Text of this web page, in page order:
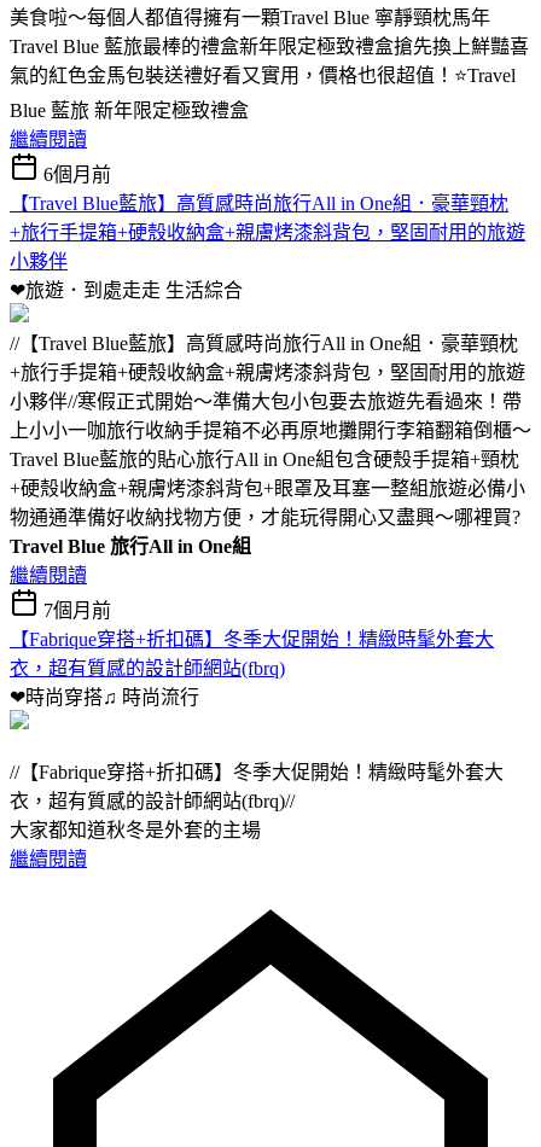
美食啦～每個人都值得擁有一顆Travel Blue 寧靜頸枕馬年
Travel Blue 藍旅最棒的禮盒新年限定極致禮盒搶先換上鮮豔喜
氣的紅色金馬包裝送禮好看又實用，價格也很超值！⭐Travel
Blue 藍旅 新年限定極致禮盒
繼續閱讀
6個月前
【Travel Blue藍旅】高質感時尚旅行All in One組．豪華頸枕
+旅行手提箱+硬殼收納盒+親膚烤漆斜背包，堅固耐用的旅遊
小夥伴
❤旅遊．到處走走 生活綜合
//【Travel Blue藍旅】高質感時尚旅行All in One組．豪華頸枕
+旅行手提箱+硬殼收納盒+親膚烤漆斜背包，堅固耐用的旅遊
小夥伴//寒假正式開始～準備大包小包要去旅遊先看過來！帶
上小小一咖旅行收納手提箱不必再原地攤開行李箱翻箱倒櫃～
Travel Blue藍旅的貼心旅行All in One組包含硬殼手提箱+頸枕
+硬殼收納盒+親膚烤漆斜背包+眼罩及耳塞一整組旅遊必備小
物通通準備好收納找物方便，才能玩得開心又盡興～哪裡買?
Travel Blue 旅行All in One組
繼續閱讀
7個月前
【Fabrique穿搭+折扣碼】冬季大促開始！精緻時髦外套大
衣，超有質感的設計師網站(fbrq)
❤時尚穿搭♫ 時尚流行
//【Fabrique穿搭+折扣碼】冬季大促開始！精緻時髦外套大
衣，超有質感的設計師網站(fbrq)//
大家都知道秋冬是外套的主場
繼續閱讀